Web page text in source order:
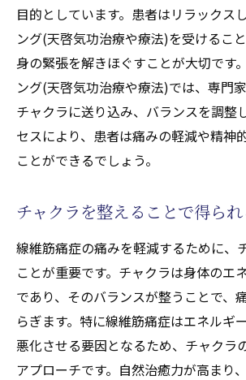
目的としています。患者はリラックス
ング(天啓気功治療や療法)を受けるこ
身の緊張を解きほぐすことが大切です
ング(天啓気功治療や療法)では、専門
チャクラに送り込み、バランスを調整
セスにより、患者は痛みの軽減や精神
ことができるでしょう。
チャクラを整えることで得ら
線維筋痛症の痛みを軽減するために、
ことが重要です。チャクラは身体のエ
であり、そのバランスが整うことで、
らぎます。特に線維筋痛症はエネルギ
悪化させる要因となるため、チャクラ
アプローチです。自然治癒力が高まり